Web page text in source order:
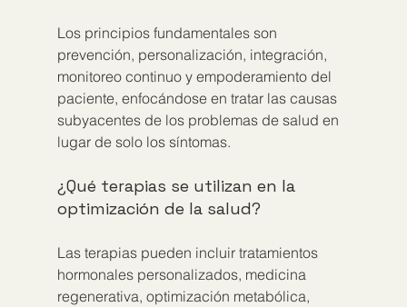
Los principios fundamentales son
prevención, personalización, integración,
monitoreo continuo y empoderamiento del
paciente, enfocándose en tratar las causas
subyacentes de los problemas de salud en
lugar de solo los síntomas.
¿Qué terapias se utilizan en la
optimización de la salud?
Las terapias pueden incluir tratamientos
hormonales personalizados, medicina
regenerativa, optimización metabólica,